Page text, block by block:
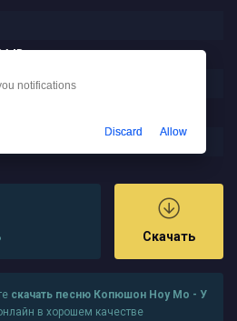
MB
Скачать
скачать песню Копюшон Ноу Мо - У
в хорошем качестве
notifications
Discard Allow